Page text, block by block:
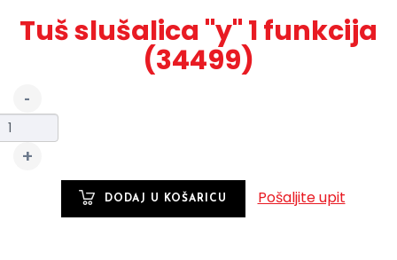
Tuš slušalica "y" 1 funkcija
(34499)
Pošaljite upit